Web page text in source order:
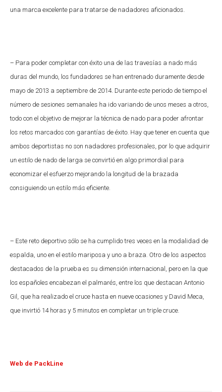
una marca excelente para tratarse de nadadores aficionados.
– Para poder completar con éxito una de las travesías a nado más
duras del mundo, los fundadores se han entrenado duramente desde
mayo de 2013 a septiembre de 2014. Durante este periodo de tiempo el
número de sesiones semanales ha ido variando de unos meses a otros,
todo con el objetivo de mejorar la técnica de nado para poder afrontar
los retos marcados con garantías de éxito. Hay que tener en cuenta que
ambos deportistas no son nadadores profesionales, por lo que adquirir
un estilo de nado de larga se convirtió en algo primordial para
economizar el esfuerzo mejorando la longitud de la brazada
consiguiendo un estilo más eficiente.
– Este reto deportivo sólo se ha cumplido tres veces en la modalidad de
espalda, uno en el estilo mariposa y uno a braza. Otro de los aspectos
destacados de la prueba es su dimensión internacional, pero en la que
los españoles encabezan el palmarés, entre los que destacan Antonio
Gil, que ha realizado el cruce hasta en nueve ocasiones y David Meca,
que invirtió 14 horas y 5 minutos en completar un triple cruce.
Web de PackLine